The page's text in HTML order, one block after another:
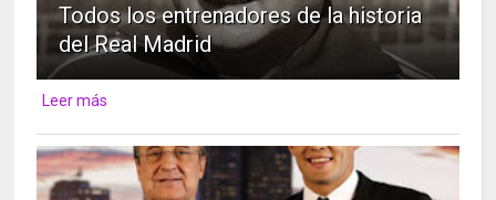
Todos los entrenadores de la historia
del Real Madrid
Leer más